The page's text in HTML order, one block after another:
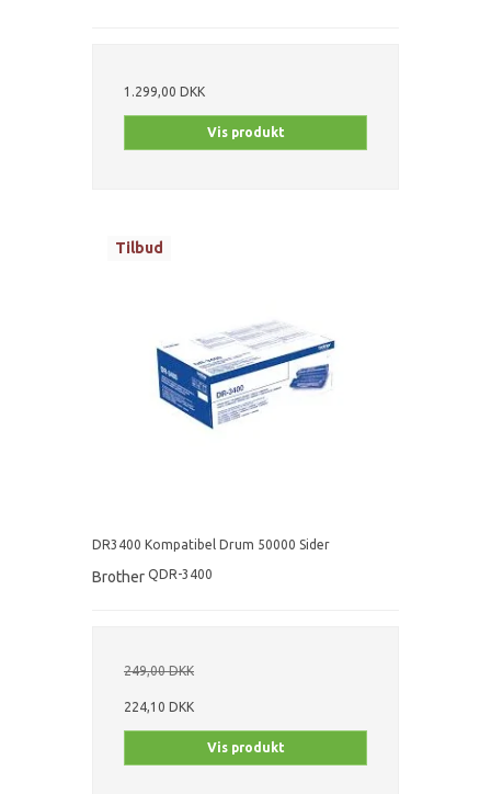
1.299,00 DKK
Vis produkt
Tilbud
DR3400 Kompatibel Drum 50000 Sider
Brother QDR-3400
249,00 DKK
224,10 DKK
Vis produkt